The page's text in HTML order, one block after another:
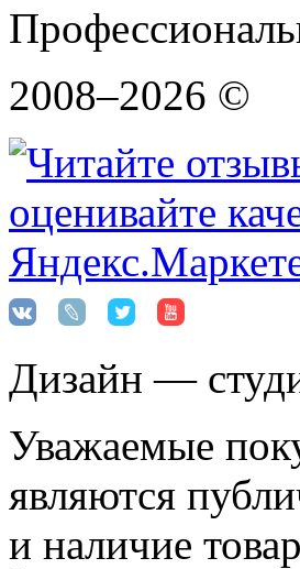
2008–2026 ©
Дизайн —
Уважаемые
являются
и наличие